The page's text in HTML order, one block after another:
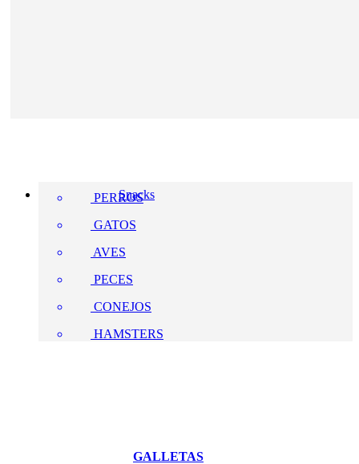
Snacks
PERROS
GATOS
AVES
PECES
CONEJOS
HAMSTERS
GALLETAS